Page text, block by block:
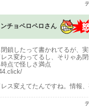
チョペロペロさん
鎖したって書かれてるが、実
ス変わってるし、そりゃあ
点で怪しさ満点
ス変えてたんですね。情報、